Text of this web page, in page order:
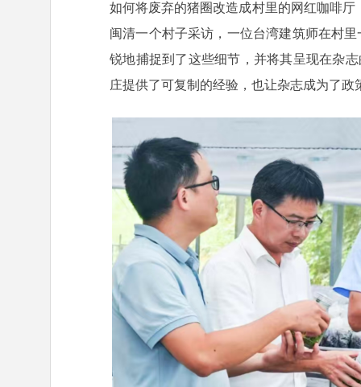
如何将废弃的猪圈改造成村里的网红咖啡
闽清一个村子采访，一位台湾建筑师在村
锐地捕捉到了这些细节，并将其呈现在杂
庄提供了可复制的经验，也让杂志成为了